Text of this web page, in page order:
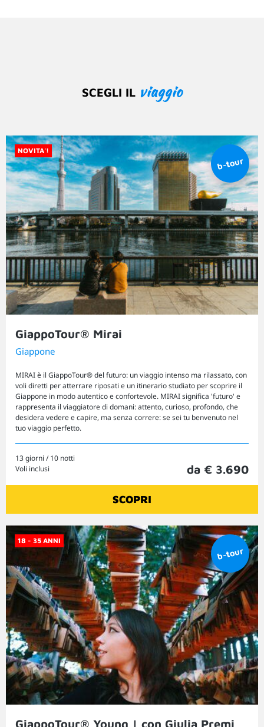
SCEGLI IL viaggio
NOVITA'!
GiappoTour® Mirai
Giappone
MIRAI è il GiappoTour® del futuro: un viaggio intenso ma rilassato, con
voli diretti per atterrare riposati e un itinerario studiato per scoprire il
Giappone in modo autentico e confortevole. MIRAI significa 'futuro' e
rappresenta il viaggiatore di domani: attento, curioso, profondo, che
desidera vedere e capire, ma senza correre: se sei tu benvenuto nel
tuo viaggio perfetto.
13 giorni / 10 notti
Voli inclusi
da € 3.690
SCOPRI
18 - 35 ANNI
GiappoTour® Young | con Giulia Premi